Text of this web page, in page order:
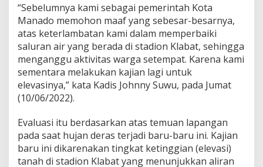
r
u
a
h
a
n
A
l
a
n
P
e
“Sebelumnya kami sebagai pemerintah Kota
Manado memohon maaf yang sebesar-besarnya,
atas keterlambatan kami dalam memperbaiki
saluran air yang berada di stadion Klabat, sehingga
menganggu aktivitas warga setempat. Karena kami
sementara melakukan kajian lagi untuk
elevasinya,” kata Kadis Johnny Suwu, pada Jumat
(10/06/2022).
Evaluasi itu berdasarkan atas temuan lapangan
pada saat hujan deras terjadi baru-baru ini. Kajian
baru ini dikarenakan tingkat ketinggian (elevasi)
tanah di stadion Klabat yang menunjukkan aliran